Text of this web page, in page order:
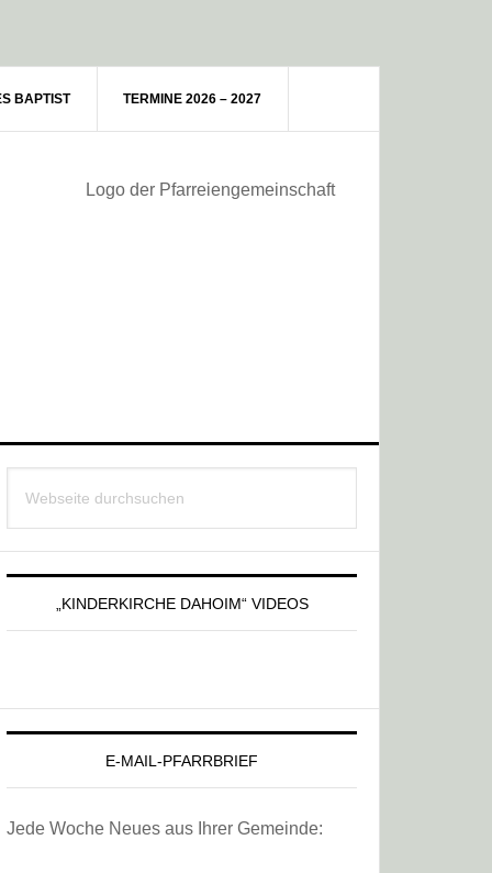
BAPTIST TERMINE 2026 – 2027
Haupt-
Sidebar
durchsuchen
„KINDERKIRCHE DAHOIM“ VIDEOS
E-MAIL-PFARRBRIEF
Jede Woche Neues aus Ihrer Gemeinde: